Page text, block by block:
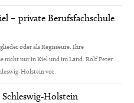
– private Berufsfachschule
oder als Regisseure. Ihre
nicht nur in Kiel und im Land. Rolf Peter
Holstein vor.
Holstein